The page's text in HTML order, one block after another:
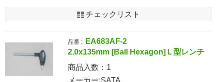
チェックリスト
品番 :
EA683AF-2
2.0x135mm [Ball Hexagon]Ｌ型レンチ
商品入数： 1
メーカー:SATA